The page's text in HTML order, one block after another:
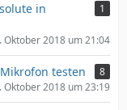
in
1
Oktober 2018 um 21:04
testen
8
Oktober 2018 um 23:19